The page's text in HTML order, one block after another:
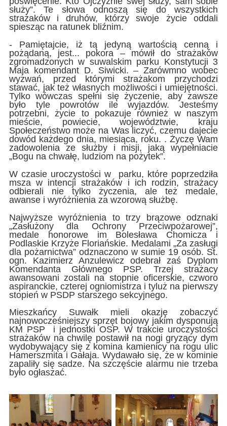
służy”. Te słowa odnoszą się do wszystkich
strażaków i druhów, którzy swoje życie oddali
spiesząc na ratunek bliźnim.
- Pamiętajcie, iż tą jedyną wartością cenną i
pożądaną, jest... pokora – mówił do strażaków
zgromadzonych w suwalskim parku Konstytucji 3
Maja komendant D. Siwicki. – Zarówmno wobec
wyzwań, przed którymi strażakom przychodzi
stawać, jak też własnych możliwości i umiejętności.
Tylko wówczas spełni się życzenie, aby zawsze
było tyle powrotów ile wyjazdów. Jesteśmy
potrzebni, życie to pokazuje również w naszym
mieście, powiecie, województwie, kraju
Społeczeństwo może na Was liczyć, czemu dajecie
dowód każdego dnia, miesiąca, roku. . Życzę Wam
zadowolenia ze służby i misji, jaką wypełniacie
„Bogu na chwałę, ludziom na pożytek”.
W czasie uroczystości w parku, które poprzedziła
msza w intencji strażaków i ich rodzin, strażacy
odbierali nie tylko życzenia, ale też medale,
awanse i wyróżnienia za wzorową służbę.
Najwyższe wyróżnienia to trzy brązowe odznaki
„Zasłużony dla Ochrony Przeciwpożarowej”,
medale honorowe im Bolesława Chomicza i
Podlaskie Krzyże Floriańskie. Medalami „Za zasługi
dla pożarnictwa” odznaczono w sumie 19 osób. St.
ogn. Kazimierz Anzulewicz odebrał zaś Dyplom
Komendanta Głównego PSP. Trzej strażacy
awansowani zostali na stopnie oficerskie, czworo
aspiranckie, czterej ogniomistrza i tyluż na pierwszy
stopień w PSDP starszego sekcyjnego.
Mieszkańcy Suwałk mieli okazję zobaczyć
najnowocześniejszy sprzęt bojowy jakim dysponują
KM PSP i jednostki OSP. W trakcie uroczystości
strażaków na chwilę postawił na nogi gryzący dym
wydobywający się z komina kamienicy na rogu ulic
Hamerszmita i Gałaja. Wydawało się, że w kominie
zapaliły się sadze. Na szczęście alarmu nie trzeba
było ogłaszać.